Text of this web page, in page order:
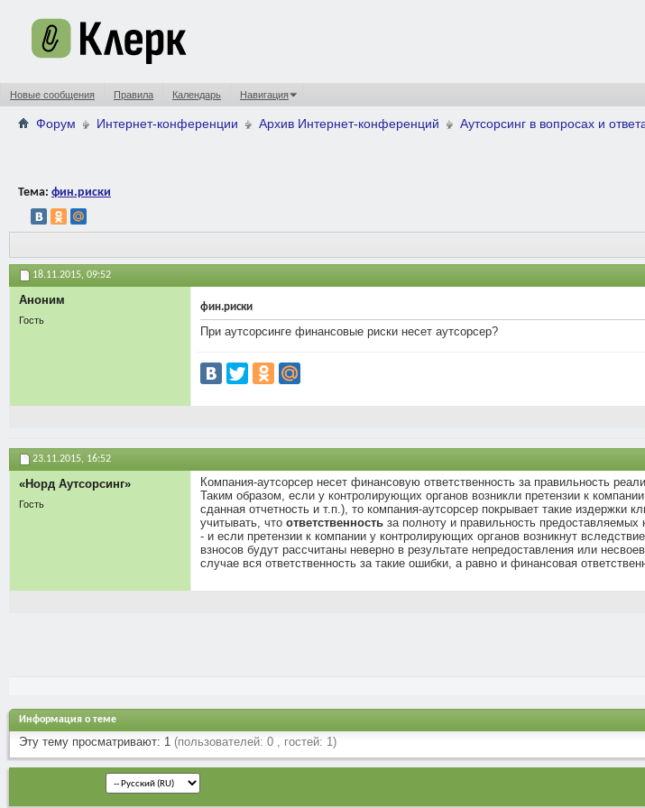
Новые сообщения Правила Календарь Навигация
Форум Интернет-конференции Архив Интернет-конференций Аутсорсинг в вопросах и
Тема: фин.риски
18.11.2015, 09:52
Аноним
Гость
фин.риски
При аутсорсинге финансовые риски несет аутсорсер?
23.11.2015, 16:52
«Норд Аутсорсинг»
Гость
Компания-аутсорсер несет финансовую ответственность за правильность
Таким образом, если у контролирующих органов возникли претензии к
сданная отчетность и т.п.), то компания-аутсорсер покрывает такие издержки
учитывать, что ответственность за полноту и правильность предоставляемых
- и если претензии к компании у контролирующих органов возникнут
взносов будут рассчитаны неверно в результате непредоставления или
случае вся ответственность за такие ошибки, а равно и финансовая
Информация о теме
Эту тему просматривают: 1 (пользователей: 0 , гостей: 1)